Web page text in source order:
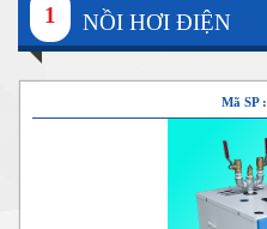
1 NỒI HƠI ĐIỆN
Mã SP :